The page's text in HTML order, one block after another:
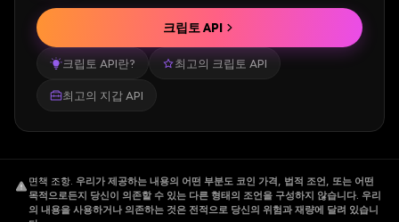
크립토 API란? 최고의 크립토 API
최고의 지갑 API
크립토 API
면책 조항 우리가 제공하는 내용의 어떤 부분도 코인 가격, 법적 조언, 또는 어떤
목적으로든지 당신이 의존할 수 있는 다른 형태의 조언을 구성하지 않습니다. 우리
의 내용을 사용하거나 의존하는 것은 전적으로 당신의 위험과 재량에 달려 있습니